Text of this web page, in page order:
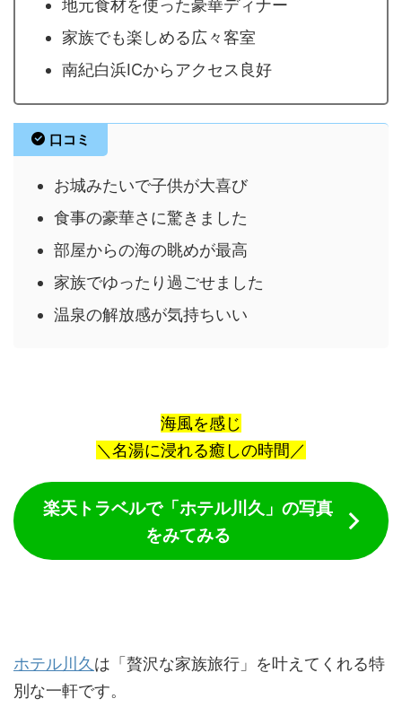
地元食材を使った豪華ディナー
家族でも楽しめる広々客室
南紀白浜ICからアクセス良好
口コミ
お城みたいで子供が大喜び
食事の豪華さに驚きました
部屋からの海の眺めが最高
家族でゆったり過ごせました
温泉の解放感が気持ちいい
海風を感じ
＼名湯に浸れる癒しの時間／
楽天トラベルで「ホテル川久」の写真
をみてみる
ホテル川久 は「贅沢な家族旅行」を叶えてくれる特
別な一軒です。